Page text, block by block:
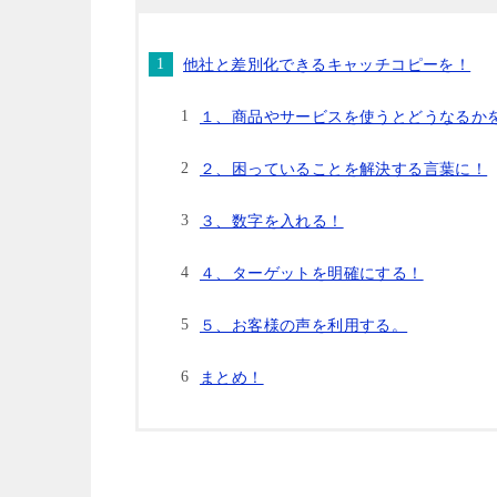
他社と差別化できるキャッチコピーを！
１、商品やサービスを使うとどうなるか
２、困っていることを解決する言葉に！
３、数字を入れる！
４、ターゲットを明確にする！
５、お客様の声を利用する。
まとめ！